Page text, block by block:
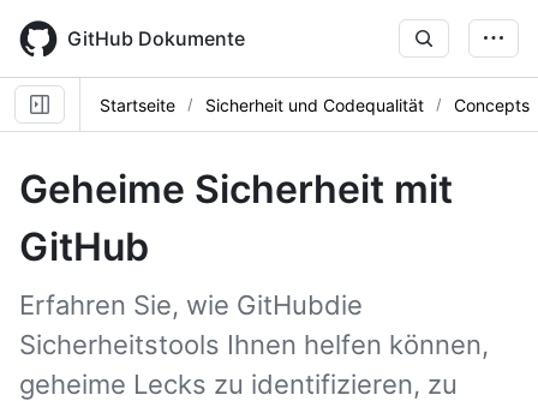
main
content
GitHub Dokumente
Startseite Sicherheit und Codequalität Concepts
Geheime Sicherheit mit
GitHub
Erfahren Sie, wie GitHubdie
Sicherheitstools Ihnen helfen können,
geheime Lecks zu identifizieren, zu